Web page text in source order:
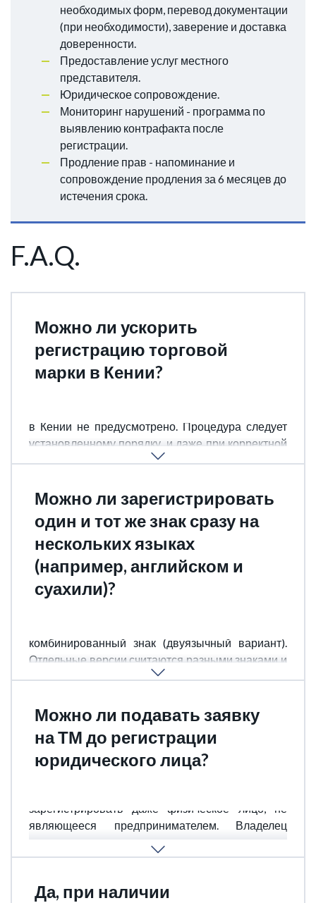
необходимых форм, перевод документации
(при необходимости), заверение и доставка
доверенности.
Предоставление услуг местного
представителя.
Юридическое сопровождение.
Мониторинг нарушений - программа по
выявлению контрафакта после
регистрации.
Продление прав - напоминание и
сопровождение продления за 6 месяцев до
истечения срока.
F.A.Q.
Можно ли ускорить
регистрацию торговой
марки в Кении?
в Кении не предусмотрено. Процедура следует
установленному порядку, и даже при корректной
подаче занимает около 18 месяцев.
Можно ли зарегистрировать
один и тот же знак сразу на
нескольких языках
(например, английском и
суахили)?
комбинированный знак (двуязычный вариант).
Отдельные версии считаются разными знаками и
требуют подачи нескольких заявок.
Можно ли подавать заявку
на ТМ до регистрации
юридического лица?
зарегистрировать даже физическое лицо, не
являющееся предпринимателем. Владелец
создания.
Да, при наличии